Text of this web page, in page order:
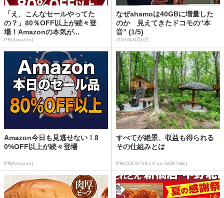
「え、こんなセールやってた
の？」80％OFF以上が続々登
場！Amazonの本気が...
PR(Amazon)
なぜahamoは40GBに増量した
のか 見えてきたドコモの“本
音” (1/5)
2026年8月6日
Amazon今日も見逃せない！8
0%OFF以上が続々登場
PR(Amazon)
すべてが絶景、収益も得られる
その仕組みとは
PR(COCO VILLA on GOETHE)